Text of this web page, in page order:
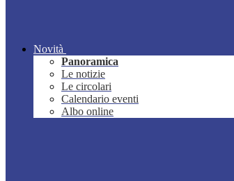
Novità
Panoramica
Le notizie
Le circolari
Calendario eventi
Albo online